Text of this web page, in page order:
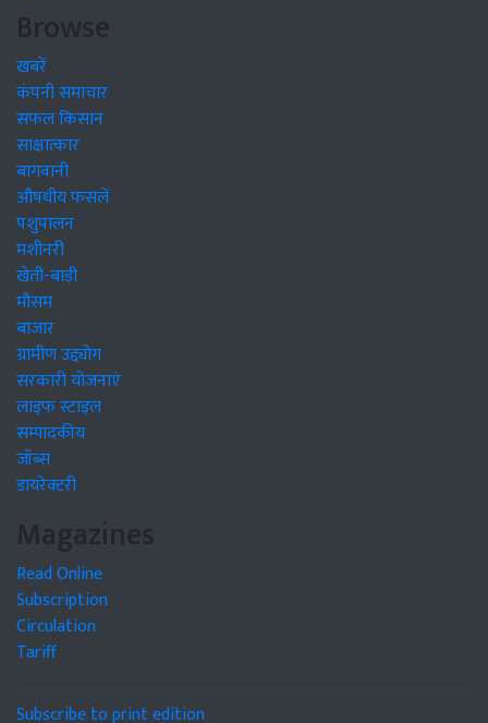
Browse
खबरें
कंपनी समाचार
सफल किसान
साक्षात्कार
बागवानी
औषधीय फसलें
पशुपालन
मशीनरी
खेती-बाड़ी
मौसम
बाजार
ग्रामीण उद्द्योग
सरकारी योजनाएं
लाइफ स्टाइल
सम्पादकीय
जॉब्स
डायरेक्टरी
Magazines
Read Online
Subscription
Circulation
Tariff
Subscribe to print edition